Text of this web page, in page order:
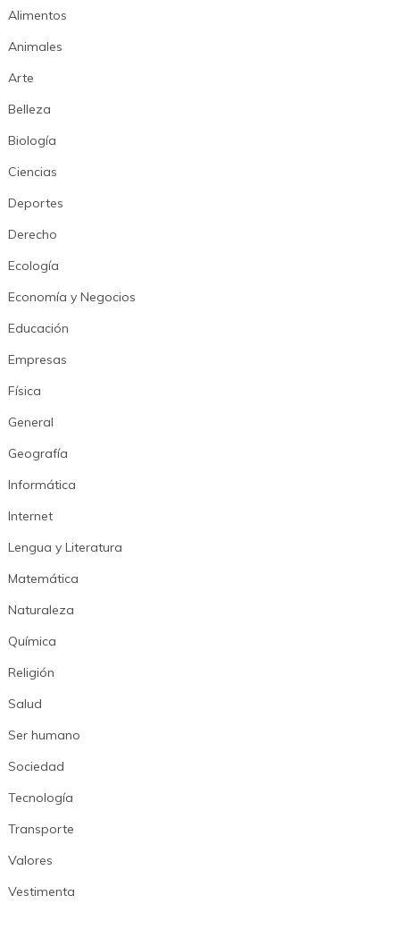
Alimentos
Animales
Arte
Belleza
Biología
Ciencias
Deportes
Derecho
Ecología
Economía y Negocios
Educación
Empresas
Física
General
Geografía
Informática
Internet
Lengua y Literatura
Matemática
Naturaleza
Química
Religión
Salud
Ser humano
Sociedad
Tecnología
Transporte
Valores
Vestimenta